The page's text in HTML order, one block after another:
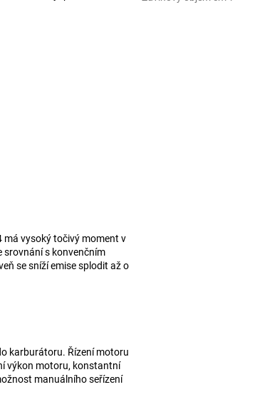
má vysoký točivý moment v
srovnání s konvenčním
se sníží emise splodit až o
karburátoru. Řízení motoru
výkon motoru, konstantní
manuálního seřízení